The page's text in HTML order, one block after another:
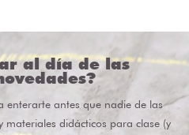
al día de las
enterarte antes que nadie de las
materiales didácticos para clase (y